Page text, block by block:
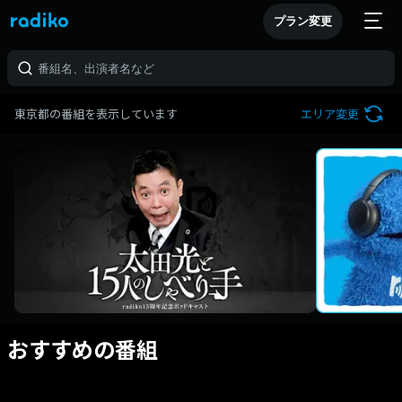
プラン変更
東京都の番組を表示しています エリア変更
おすすめの番組